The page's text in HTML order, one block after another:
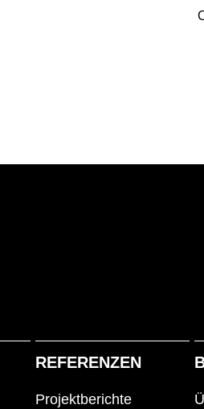
REFERENZEN
Projektberichte